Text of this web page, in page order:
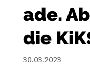
ade.
die
30.03.2023